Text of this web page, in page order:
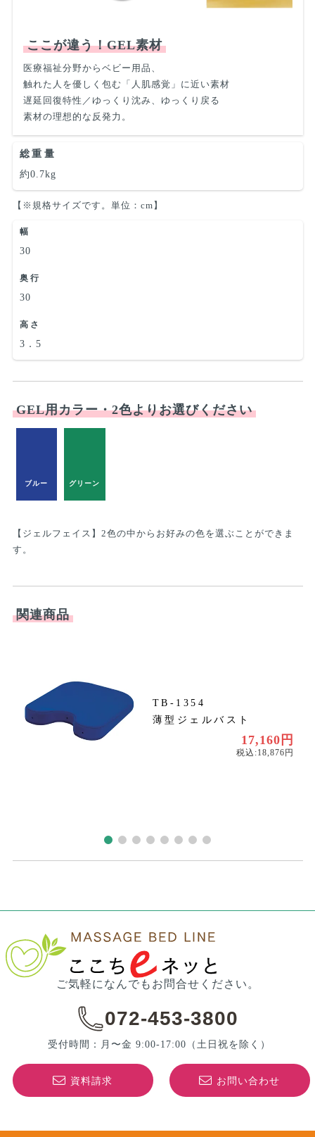
ここが違う！GEL素材
医療福祉分野からベビー用品、
触れた人を優しく包む「人肌感覚」に近い素材
遅延回復特性／ゆっくり沈み、ゆっくり戻る
素材の理想的な反発力。
総重量
約0.7kg
【※規格サイズです。単位：cm】
幅
30
奥行
30
高さ
3．5
GEL用カラー・2色よりお選びください
ブルー グリーン
【ジェルフェイス】2色の中からお好みの色を選ぶことができま
す。
関連商品
TB-1354
薄型ジェルバスト
17,160円
税込:18,876円
ご気軽になんでもお問合せください。
072-453-3800
受付時間：月〜金 9:00-17:00 （土日祝を除く）
資料請求 お問い合わせ